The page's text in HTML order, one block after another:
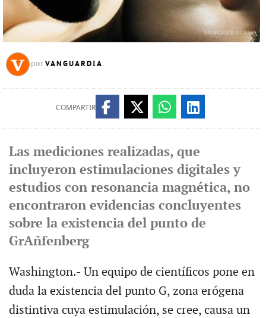
por VANGUARDIA
COMPARTIR
Las mediciones realizadas, que
incluyeron estimulaciones digitales y
estudios con resonancia magnética, no
encontraron evidencias concluyentes
sobre la existencia del punto de
GrAñfenberg
Washington.- Un equipo de científicos pone en
duda la existencia del punto G, zona erógena
distintiva cuya estimulación, se cree, causa un